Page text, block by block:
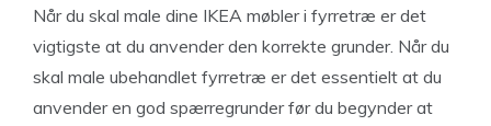
Når du skal male dine IKEA møbler i fyrretræ er det
vigtigste at du anvender den korrekte grunder. Når du
skal male ubehandlet fyrretræ er det essentielt at du
anvender en god spærregrunder før du begynder at